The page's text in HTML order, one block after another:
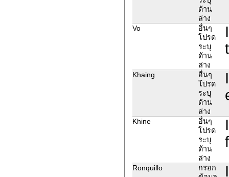
ด้าน
ล่าง
Vo
อื่นๆ
โปรด
ระบุ
ด้าน
ล่าง
Khaing
อื่นๆ
โปรด
ระบุ
ด้าน
ล่าง
Khine
อื่นๆ
โปรด
ระบุ
ด้าน
ล่าง
Ronquillo
กรอก